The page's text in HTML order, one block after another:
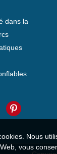
dans la
Nous
vous